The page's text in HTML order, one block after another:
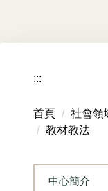
:::
首頁
社會領
教材教法
中心簡介